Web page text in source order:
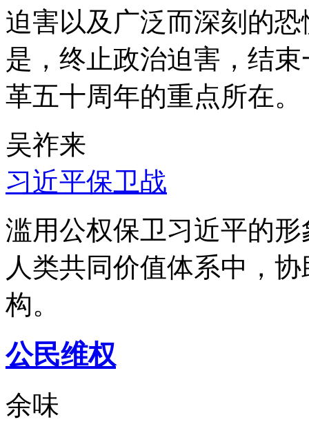
迫害以及广泛而深刻的
是，终止政治迫害，结
革五十周年的重点所在。
吴祚来
习近平保卫战
滥用公权保卫习近平的
人类共同价值体系中，
构。
公民维权
余味